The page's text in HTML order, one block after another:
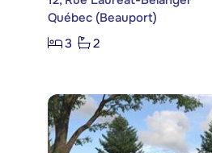
Québec (Beauport)
3
2